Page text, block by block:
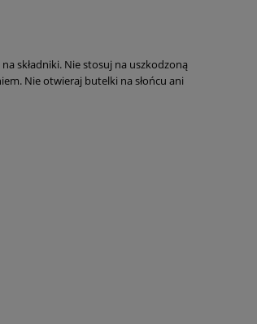
składniki. Nie stosuj na uszkodzoną
Nie otwieraj butelki na słońcu ani